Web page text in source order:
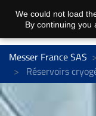
Messer France SAS
Réservoirs
We could not load
By continuing you